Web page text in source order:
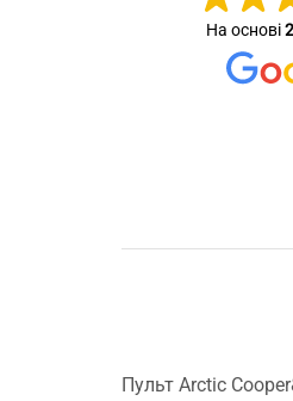
На основі
Професійна
команда!
замовлення,
ставились до
Пульт Arctic